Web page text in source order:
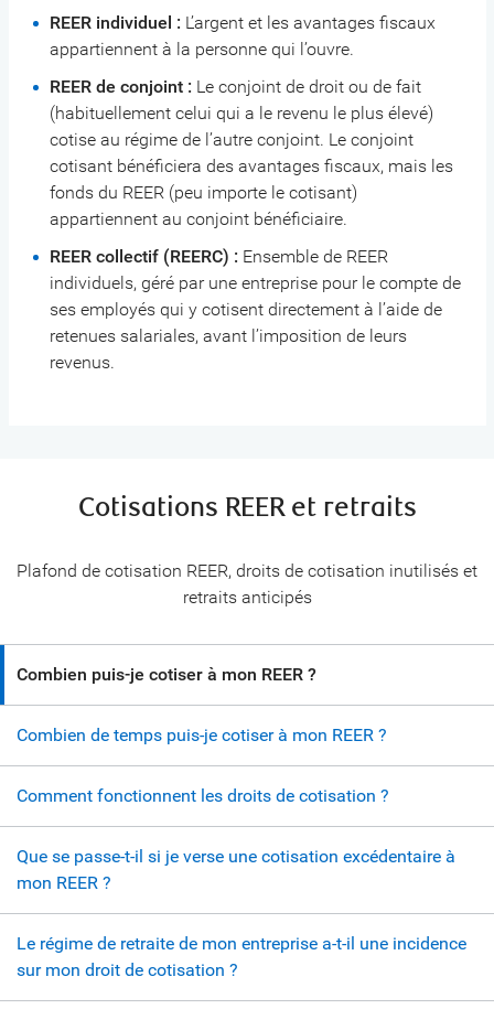
REER individuel : L’argent et les avantages fiscaux
appartiennent à la personne qui l’ouvre.
REER de conjoint : Le conjoint de droit ou de fait
(habituellement celui qui a le revenu le plus élevé)
cotise au régime de l’autre conjoint. Le conjoint
cotisant bénéficiera des avantages fiscaux, mais les
fonds du REER (peu importe le cotisant)
appartiennent au conjoint bénéficiaire.
REER collectif (REERC) : Ensemble de REER
individuels, géré par une entreprise pour le compte de
ses employés qui y cotisent directement à l’aide de
retenues salariales, avant l’imposition de leurs
revenus.
Cotisations REER et retraits
Plafond de cotisation REER, droits de cotisation inutilisés et
retraits anticipés
Combien puis-je cotiser à mon REER ?
Combien de temps puis-je cotiser à mon REER ?
Comment fonctionnent les droits de cotisation ?
Que se passe-t-il si je verse une cotisation excédentaire à
mon REER ?
Le régime de retraite de mon entreprise a-t-il une incidence
sur mon droit de cotisation ?